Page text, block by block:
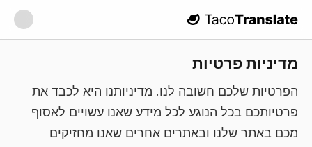
TacoTranslate
מדיניות פרטיות
הפרטיות שלכם חשובה לנו. מדיניותנו היא לכבד את
פרטיותכם בכל הנוגע לכל מידע שאנו עשויים לאסוף
מכם באתר שלנו ובאתרים אחרים שאנו מחזיקים